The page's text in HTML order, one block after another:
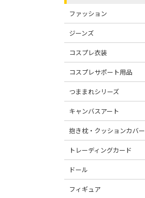
ファッション
ジーンズ
コスプレ衣装
コスプレサポート用品
つままれシリーズ
キャンバスアート
抱き枕・クッションカバー
トレーディングカード
ドール
フィギュア